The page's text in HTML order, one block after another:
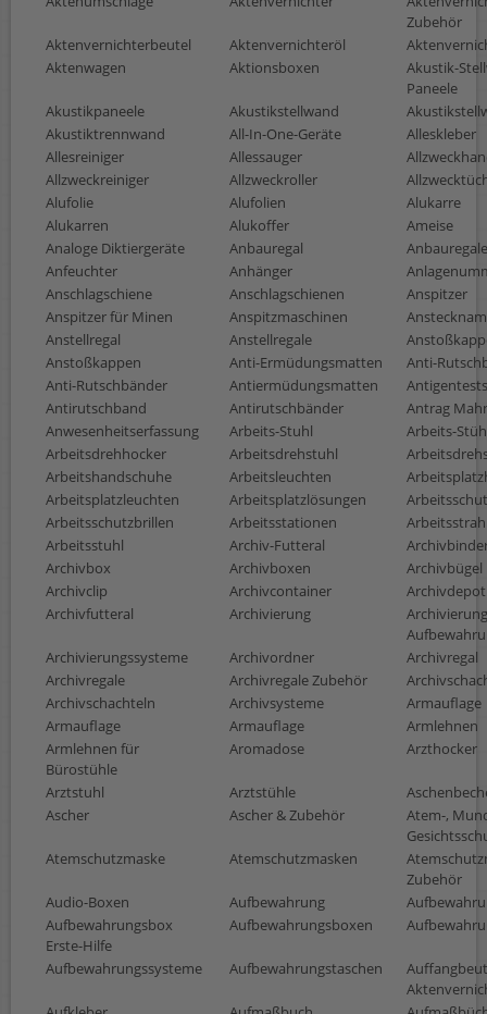
Zubehör
Aktenvernichterbeutel
Aktenvernichteröl
Aktenwagen
Aktionsboxen
Akustik-
Paneele
Akustikpaneele
Akustikstellwand
Akustiktrennwand
All-In-One-Geräte
Alleskleber
Allesreiniger
Allessauger
Allzweckreiniger
Allzweckroller
Alufolie
Alufolien
Alukarre
Alukarren
Alukoffer
Ameise
Analoge Diktiergeräte
Anbauregal
Anbauregale
Anfeuchter
Anhänger
Anschlagschiene
Anschlagschienen
Anspitzer
Anspitzer für Minen
Anspitzmaschinen
Anstellregal
Anstellregale
Anstoßkappen
Anti-Ermüdungsmatten
Anti-
Anti-Rutschbänder
Antiermüdungsmatten
Antigentests
Antirutschband
Antirutschbänder
Antrag
Anwesenheitserfassung
Arbeits-Stuhl
Arbeits-
Arbeitsdrehhocker
Arbeitsdrehstuhl
Arbeitshandschuhe
Arbeitsleuchten
Arbeitsplatzleuchten
Arbeitsplatzlösungen
Arbeitsschutzbrillen
Arbeitsstationen
Arbeitsstuhl
Archiv-Futteral
Archivbox
Archivboxen
Archivbügel
Archivclip
Archivcontainer
Archivdepot
Archivfutteral
Archivierung
Archivierungssysteme
Archivordner
Archivregal
Archivregale
Archivregale Zubehör
Archivschachteln
Archivsysteme
Armauflage
Armauflage
Armauflage
Armlehnen
Armlehnen für
Bürostühle
Aromadose Arzthocker
Arztstuhl Arztstühle
Ascher
Ascher & Zubehör
Atem-,
Atemschutzmaske
Atemschutzmasken
Zubehör
Audio-Boxen
Aufbewahrung
Aufbewahrungsbox
Erste-Hilfe
Aufbewahrungsboxen
Aufbewahrungssysteme Aufbewahrungstaschen